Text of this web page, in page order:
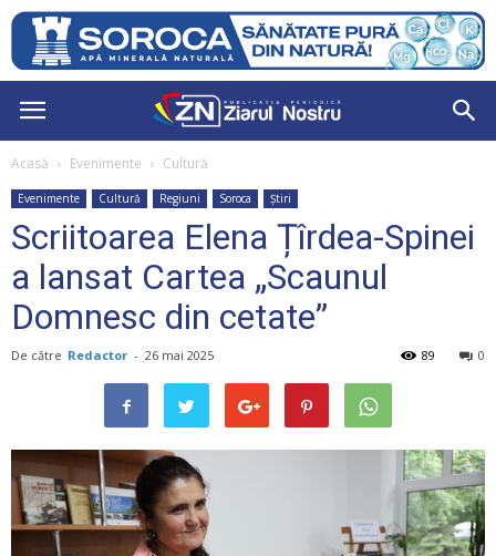
Acasă Evenimente Cultură
Evenimente Cultură Regiuni Soroca Știri
Scriitoarea Elena Țîrdea-Spinei
a lansat Cartea „Scaunul
Domnesc din cetate”
De către Redactor - 26 mai 2025 0
89